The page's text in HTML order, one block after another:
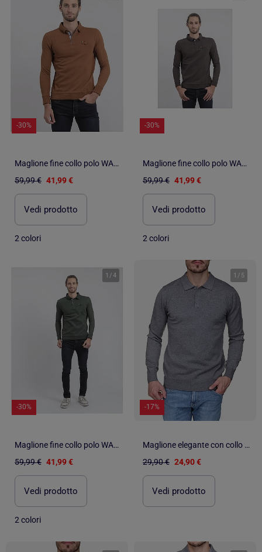
-30%
Maglione fine collo polo WAMITOL
59,99 € 41,99 €
Vedi prodotto
2 colori
-30%
Maglione fine collo polo WAMITOL
59,99 € 41,99 €
Vedi prodotto
2 colori
1 /4
-30%
Maglione fine collo polo WAMITOL
59,99 € 41,99 €
Vedi prodotto
2 colori
1 / 5
-17%
Maglione elegante con collo a polo - Kenzarro
29,90 € 24,90 €
Vedi prodotto